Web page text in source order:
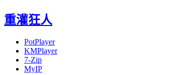
重灌狂人
PotPlayer
KMPlayer
7-Zip
MyIP